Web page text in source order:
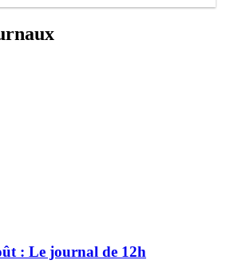
: Le journal de 12h